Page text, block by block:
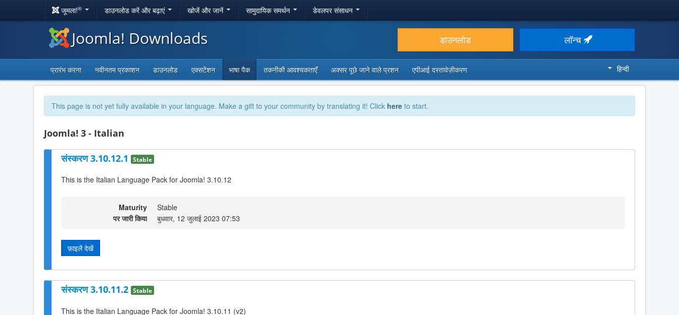
जूमला!® डाउनलोड करें और बढ़ाएं खोजें और जानें सामुदायिक समर्थन डेवलपर संसाधन
Joomla! Downloads डाउनलोड लॉन्च
प्रारंभ करना नवीनतम प्रकाशन डाउनलोड एक्सटेंशन भाषा पैक तकनीकी आवश्यकताएँ अक्सर पूछे जाने वाले प्रशन एपीआई दस्तावेज़ीकरण हिन्दी
This page is not yet fully available in your language. Make a gift to your community by translating it! Click here to start.
Joomla! 3 - Italian
संस्करण 3.10.12.1 Stable
This is the Italian Language Pack for Joomla! 3.10.12
Maturity
Stable
पर जारी किया
बुधवार, 12 जुलाई 2023 07:53
फ़ाइलें देखें
संस्करण 3.10.11.2 Stable
This is the Italian Language Pack for Joomla! 3.10.11 (v2)